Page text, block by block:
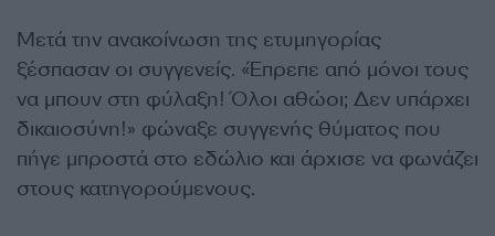
Μετά την ανακοίνωση της ετυμηγορίας
ξέσπασαν οι συγγενείς. «Έπρεπε από μόνοι τους
να μπουν στη φύλαξη! Όλοι αθώοι; Δεν υπάρχει
δικαιοσύνη!» φώναξε συγγενής θύματος που
πήγε μπροστά στο εδώλιο και άρχισε να φωνάζει
στους κατηγορούμενους.